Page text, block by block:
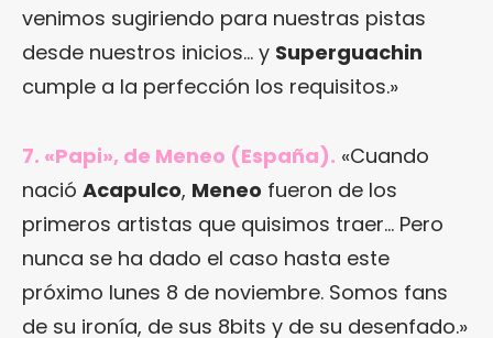
venimos sugiriendo para nuestras pistas
desde nuestros inicios… y Superguachin
cumple a la perfección los requisitos.»
7. «Papi», de Meneo (España). «Cuando
nació Acapulco, Meneo fueron de los
primeros artistas que quisimos traer… Pero
nunca se ha dado el caso hasta este
próximo lunes 8 de noviembre. Somos fans
de su ironía, de sus 8bits y de su desenfado.»